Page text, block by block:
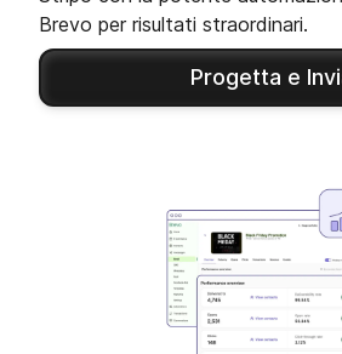
Brevo per risultati straordinari.
Progetta e